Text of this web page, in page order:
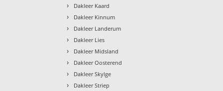
› Dakleer Kaard
› Dakleer Kinnum
› Dakleer Landerum
› Dakleer Lies
› Dakleer Midsland
› Dakleer Oosterend
› Dakleer Skylge
› Dakleer Striep